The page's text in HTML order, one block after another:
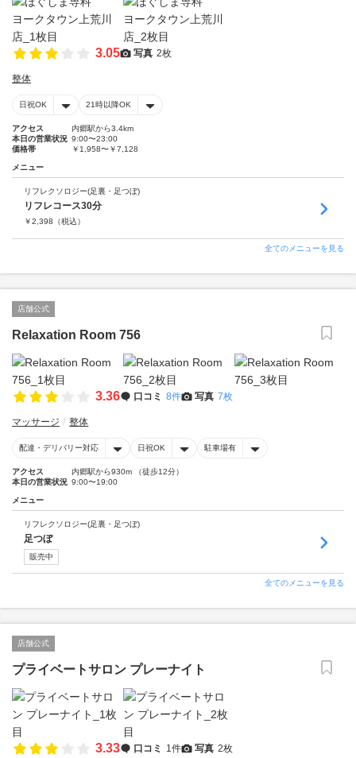
3.05 写真 2枚
整体
日祝OK 21時以降OK
アクセス
内郷駅から3.4km
本日の営業状況 9:00〜23:00
価格帯
￥1,958〜￥7,128
メニュー
リフレクソロジー(足裏・足つぼ)
リフレコース30分
￥2,398 （税込）
全てのメニューを見る
店舗公式
Relaxation Room 756
3.36 口コミ 8件 写真 7枚
マッサージ 整体
配達・デリバリー対応 日祝OK 駐車場有
アクセス
内郷駅から930m （徒歩12分）
本日の営業状況 9:00〜19:00
メニュー
リフレクソロジー(足裏・足つぼ)
足つぼ
販売中
全てのメニューを見る
店舗公式
プライベートサロン プレーナイト
3.33 口コミ 1件 写真 2枚